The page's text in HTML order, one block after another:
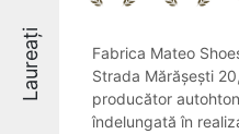
Laureați
Fabrica Mateo
Strada Mărășești
producător
îndelungată în